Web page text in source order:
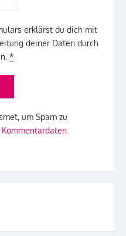
erklärst du dich mit
deiner Daten durch
*
um Spam zu